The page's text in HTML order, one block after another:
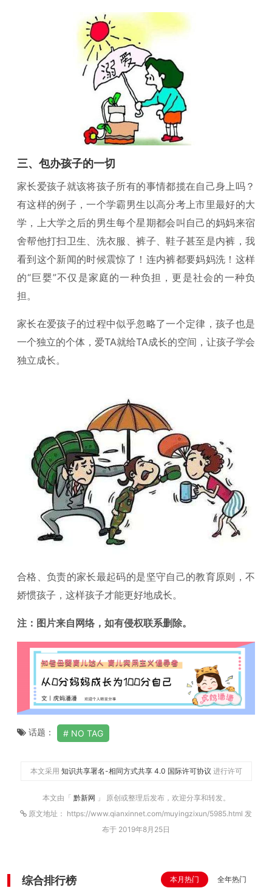
三、包办孩子的一切
家长爱孩子就该将孩子所有的事情都揽在自己身上吗？
有这样的例子，一个学霸男生以高分考上市里最好的大
学，上大学之后的男生每个星期都会叫自己的妈妈来宿
舍帮他打扫卫生、洗衣服、裤子、鞋子甚至是内裤，我
看到这个新闻的时候震惊了！连内裤都要妈妈洗！这样
的“巨婴”不仅是家庭的一种负担，更是社会的一种负
担。
家长在爱孩子的过程中似乎忽略了一个定律，孩子也是
一个独立的个体，爱TA就给TA成长的空间，让孩子学会
独立成长。
合格、负责的家长最起码的是坚守自己的教育原则，不
娇惯孩子，这样孩子才能更好地成长。
注：图片来自网络，如有侵权联系删除。
话题： NO TAG
本文采用 知识共享署名-相同方式共享 4.0 国际许可协议 进行许可
本文由「 黔新网 」 原创或整理后发布，欢迎分享和转发。
原文地址： https://www.qianxinnet.com/muyingzixun/5985.html 发
布于 2019年8月25日
综合排行榜 本月热门 全年热门